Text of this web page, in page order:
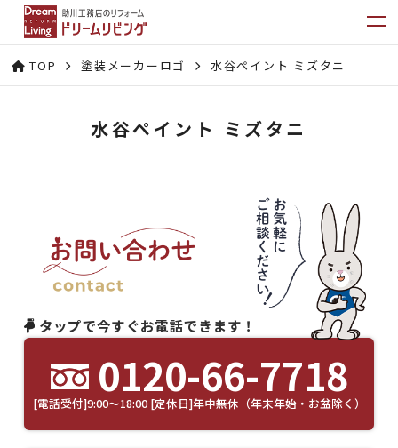
TOP 塗装メーカーロゴ 水谷ペイント ミズタニ
水谷ペイント ミズタニ
タップで今すぐお電話できます！
0120-66-7718
[電話受付]9:00～18:00 [定休日]年中無休（年末年始・お盆除く）